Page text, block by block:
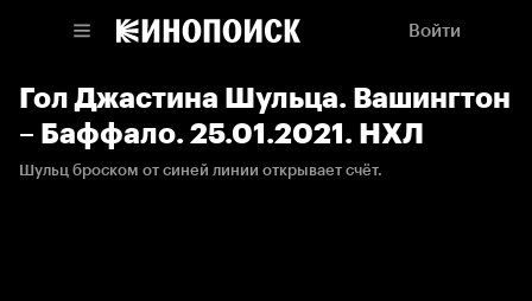
Войти
Гол Джастина Шульца. Вашингтон
– Баффало. 25.01.2021. НХЛ
Шульц броском от синей линии открывает счёт.